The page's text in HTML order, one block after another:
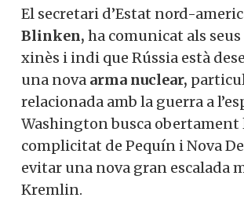
forma especial a Europa, a
l’escalada bèl·lica russa i a la
que Trump torni a la
Estats Units.
El secretari d’Estat nord-
Blinken,ha comunicat als seus
xinès i indi que Rússia està
desenvolupant una nova